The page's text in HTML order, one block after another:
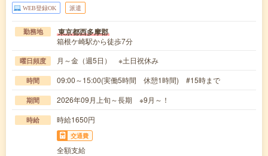
WEB登録OK 派遣
勤務地 東京都西多摩郡
箱根ケ崎駅から徒歩7分
曜日頻度 月～金（週5日） ※土日祝休み
時間 09:00～15:00(実働5時間 休憩1時間) #15時まで
期間 2026年09月上旬～長期 ※9月～！
時給 時給1650円
交通費
全額支給